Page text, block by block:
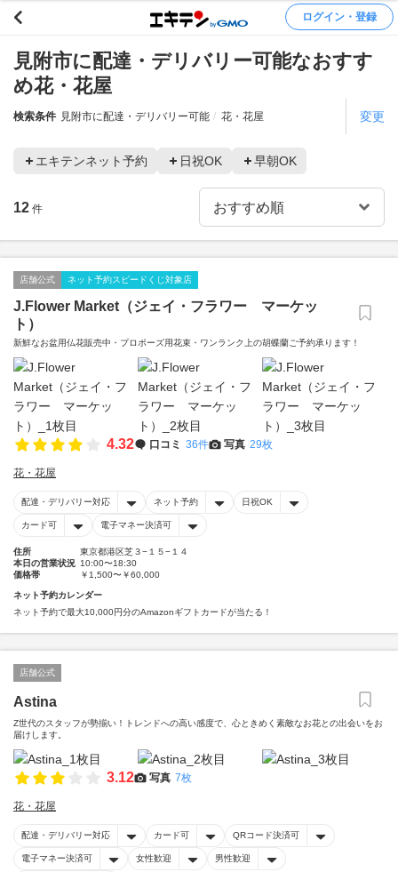
ログイン・登録
見附市に配達・デリバリー可能なおすす
め花・花屋
検索条件 見附市に配達・デリバリー可能 花・花屋 変更
エキテンネット予約 日祝OK 早朝OK
12 件
店舗公式 ネット予約スピードくじ対象店
J.Flower Market（ジェイ・フラワー マーケッ
ト）
新鮮なお盆用仏花販売中・プロポーズ用花束・ワンランク上の胡蝶蘭ご予約承ります！
4.32 口コミ 36件 写真 29枚
花・花屋
配達・デリバリー対応 ネット予約 日祝OK
カード可 電子マネー決済可
住所
東京都港区芝３−１５−１４
本日の営業状況 10:00〜18:30
価格帯
￥1,500〜￥60,000
ネット予約カレンダー
ネット予約で最大10,000円分のAmazonギフトカードが当たる！
店舗公式
Astina
Z世代のスタッフが勢揃い！トレンドへの高い感度で、心ときめく素敵なお花との出会いをお
届けします。
3.12 写真 7枚
花・花屋
配達・デリバリー対応 カード可 QRコード決済可
電子マネー決済可 女性歓迎 男性歓迎